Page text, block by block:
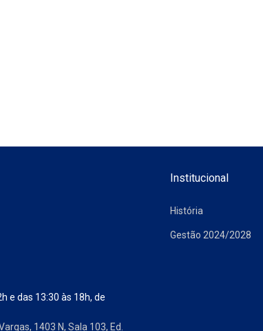
e das 13:30 às 18h, de
1403 N, Sala 103, Ed.
Institucional
História
Gestão 2024/2028